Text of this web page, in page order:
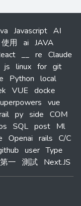
Javascript AI
使用 ai JAVA
__ re Claude
js linux for git
Python local
VUE docke
vue
py side COM
SQL post Ml
Openai rails C/C
user Type
第一 測試 Next.JS